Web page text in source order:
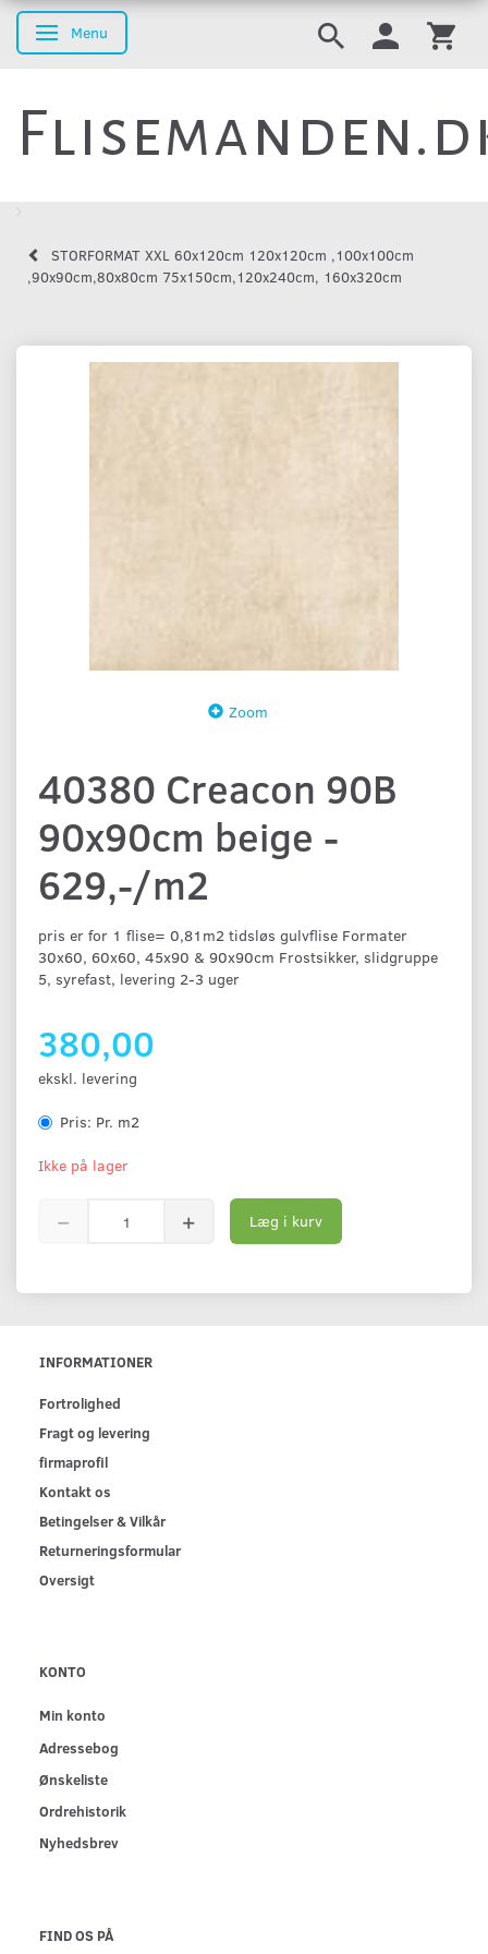
Skifte navigation
Menu
STORFORMAT XXL 60x120cm 120x120cm ,100x100cm
,90x90cm,80x80cm 75x150cm,120x240cm, 160x320cm
Zoom
40380 Creacon 90B
90x90cm beige -
629,-/m2
pris er for 1 flise= 0,81m2 tidsløs gulvflise Formater
30x60, 60x60, 45x90 & 90x90cm Frostsikker, slidgruppe
5, syrefast, levering 2-3 uger
380,00
ekskl. levering
Pris: Pr. m2
Ikke på lager
Læg i kurv
INFORMATIONER
Fortrolighed
Fragt og levering
firmaprofil
Kontakt os
Betingelser & Vilkår
Returneringsformular
Oversigt
KONTO
Min konto
Adressebog
Ønskeliste
Ordrehistorik
Nyhedsbrev
FIND OS PÅ